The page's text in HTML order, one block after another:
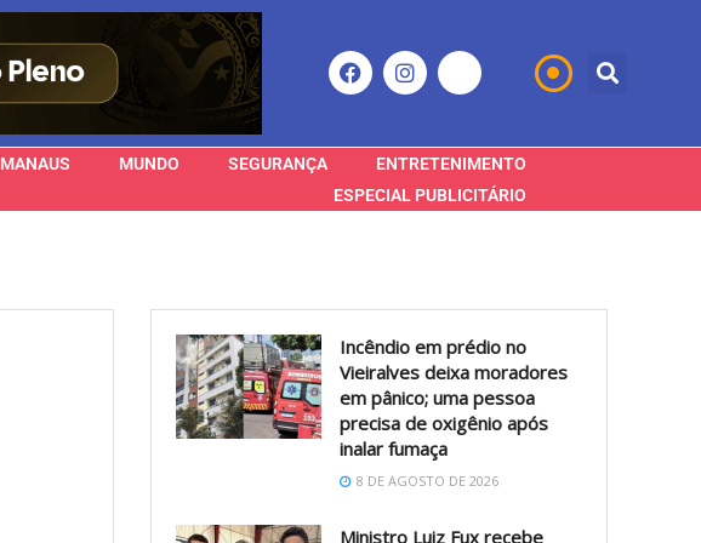
MANAUS MUNDO SEGURANÇA
ENTRETENIMENTO
ESPECIAL PUBLICITÁRIO
Incêndio em prédio no
Vieiralves deixa moradores
em pânico; uma pessoa
precisa de oxigênio após
inalar fumaça
8 DE AGOSTO DE 2026
Ministro Luiz Fux recebe